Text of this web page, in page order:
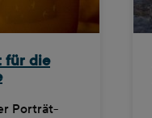
für die
Porträt-